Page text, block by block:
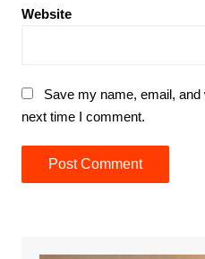
Website
Save my name, email,
next time I comment.